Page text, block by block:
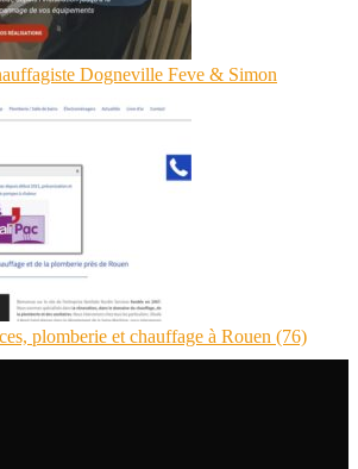
Dogneville Feve & Simon
plomberie et chauffage à Rouen (76)